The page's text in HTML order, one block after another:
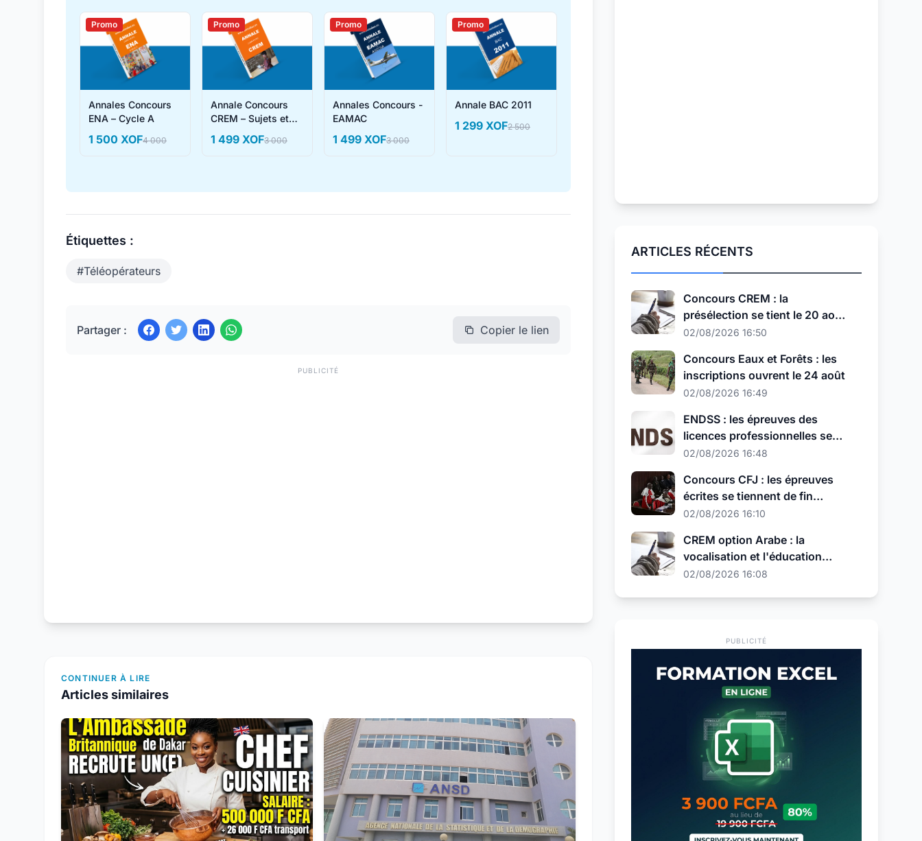
Promo
Annales Concours
ENA – Cycle A
1 500 XOF4 000
Promo
Annale Concours
CREM – Sujets et
1 499 XOF3 000
Promo
Annales Concours -
EAMAC
1 499 XOF3 000
Promo
Annale BAC 2011
1 299 XOF2 500
Étiquettes :
#Téléopérateurs
Partager : Copier le lien
PUBLICITÉ
CONTINUER À LIRE
Articles similaires
ARTICLES RÉCENTS
Concours CREM : la
présélection se tient le 20 août,
au nouveau format
02/08/2026 16:50
Concours Eaux et Forêts : les
inscriptions ouvrent le 24 août
02/08/2026 16:49
ENDSS : les épreuves des
licences professionnelles se
tiennent les 11, 12 et 13 août
02/08/2026 16:48
Concours CFJ : les épreuves
écrites se tiennent de fin
septembre à début octobre
02/08/2026 16:10
CREM option Arabe : la
vocalisation et l'éducation
religieuse au programme de la
02/08/2026 16:08
PUBLICITÉ